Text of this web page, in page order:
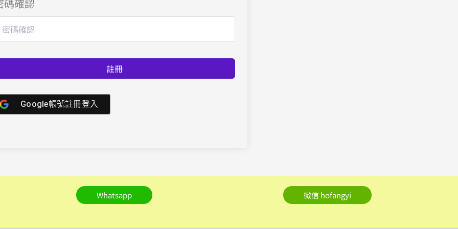
碼確認
註冊
Google帳號註冊登入
Whatsapp 微信 hofangyi